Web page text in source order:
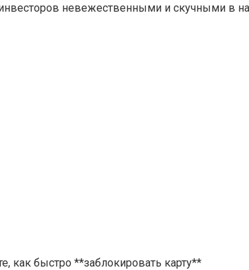
невежественными и скучными в
как быстро **заблокировать карту**